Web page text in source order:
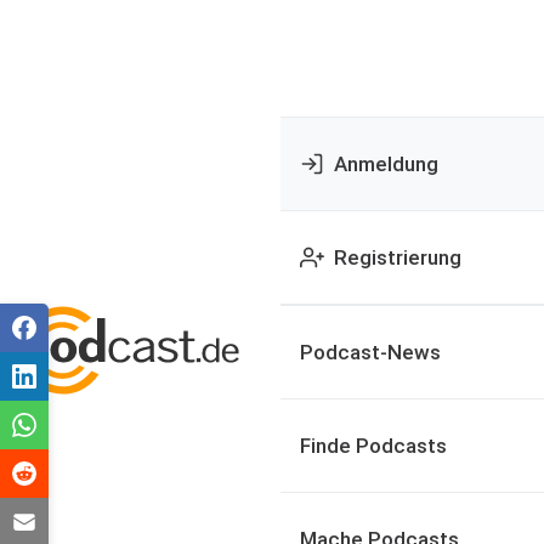
Anmeldung
Registrierung
Podcast-News
Finde Podcasts
Mache Podcasts